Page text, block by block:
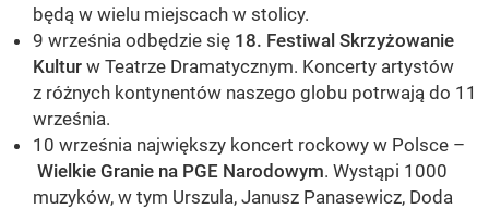
będą w wielu miejscach w stolicy.
9 września odbędzie się 18. Festiwal Skrzyżowanie
Kultur w Teatrze Dramatycznym. Koncerty artystów
z różnych kontynentów naszego globu potrwają do 11
września.
10 września największy koncert rockowy w Polsce –
Wielkie Granie na PGE Narodowym. Wystąpi 1000
muzyków, w tym Urszula, Janusz Panasewicz, Doda